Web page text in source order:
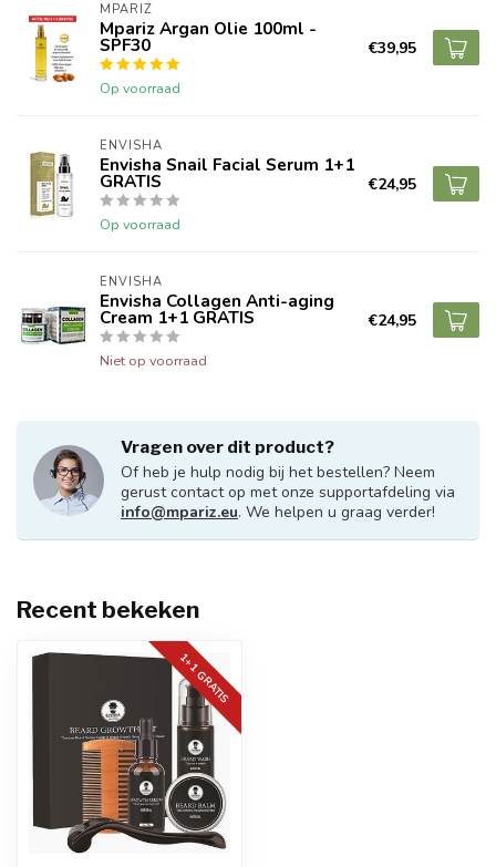
MPARIZ
Mpariz Argan Olie 100ml -
SPF30
Op voorraad
€39,95
ENVISHA
Envisha Snail Facial Serum 1+1
GRATIS
Op voorraad
€24,95
ENVISHA
Envisha Collagen Anti-aging
Cream 1+1 GRATIS
Niet op voorraad
€24,95
Vragen over dit product?
Of heb je hulp nodig bij het bestellen? Neem
gerust contact op met onze supportafdeling via
info@mpariz.eu. We helpen u graag verder!
Recent bekeken
1+1 GRATIS